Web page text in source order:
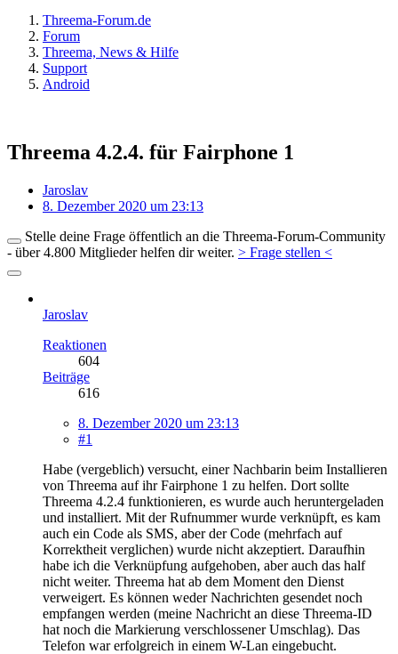
Threema-Forum.de
Forum
Threema, News & Hilfe
Support
Android
Threema 4.2.4. für Fairphone 1
Jaroslav
8. Dezember 2020 um 23:13
Stelle deine Frage öffentlich an die Threema-Forum-Community
- über 4.800 Mitglieder helfen dir weiter. > Frage stellen <
Jaroslav
Reaktionen
604
Beiträge
616
8. Dezember 2020 um 23:13
#1
Habe (vergeblich) versucht, einer Nachbarin beim Installieren
von Threema auf ihr Fairphone 1 zu helfen. Dort sollte
Threema 4.2.4 funktionieren, es wurde auch heruntergeladen
und installiert. Mit der Rufnummer wurde verknüpft, es kam
auch ein Code als SMS, aber der Code (mehrfach auf
Korrektheit verglichen) wurde nicht akzeptiert. Daraufhin
habe ich die Verknüpfung aufgehoben, aber auch das half
nicht weiter. Threema hat ab dem Moment den Dienst
verweigert. Es können weder Nachrichten gesendet noch
empfangen werden (meine Nachricht an diese Threema-ID
hat noch die Markierung verschlossener Umschlag). Das
Telefon war erfolgreich in einem W-Lan eingebucht.